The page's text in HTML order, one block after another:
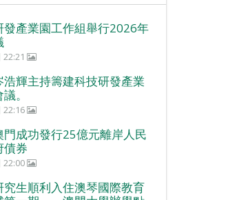
發產業園工作組舉行2026年
輝主持籌建科技研發產業
。
22:16
門成功發行25億元離岸人民
債券
22:00
究生順利入住澳琴國際教育